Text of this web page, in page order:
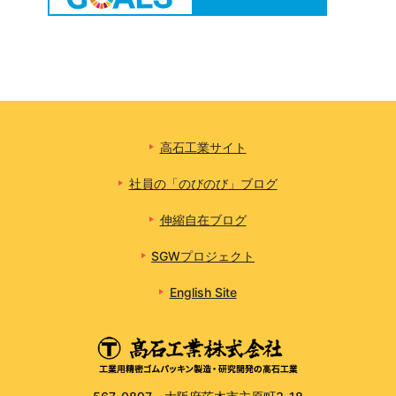
高石工業サイト
社員の「のびのび」ブログ
伸縮自在ブログ
SGWプロジェクト
English Site